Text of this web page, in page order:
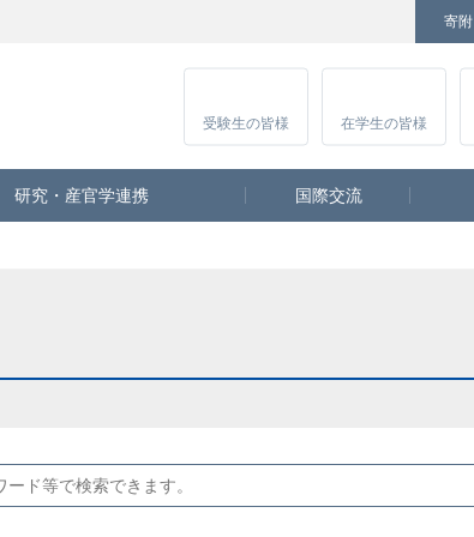
寄附
Instagram
受験生の皆様 在学生の皆様
研究・産官学連携 国際交流